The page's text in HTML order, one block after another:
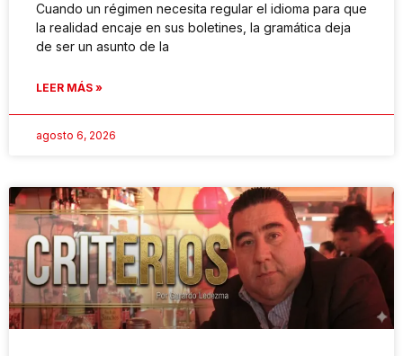
Cuando un régimen necesita regular el idioma para que
la realidad encaje en sus boletines, la gramática deja
de ser un asunto de la
LEER MÁS »
agosto 6, 2026